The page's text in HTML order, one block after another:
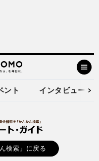
ント インタビュー
検索」に戻る